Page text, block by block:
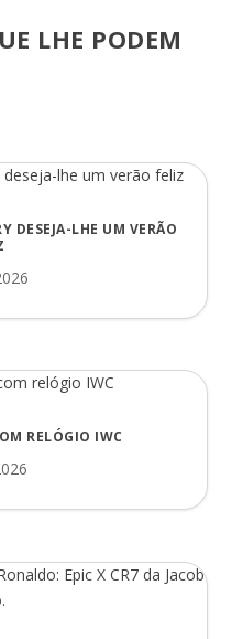
LHE PODEM
DESEJA-LHE UM VERÃO
RELÓGIO IWC